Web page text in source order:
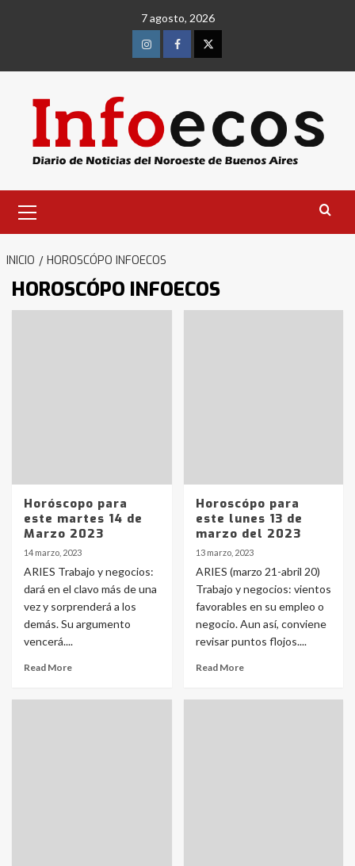
7 agosto, 2026
InstagramFacebookTwitter
primario
INICIO HOROSCÓPO INFOECOS
HOROSCÓPO INFOECOS
Horóscopo para
este martes 14 de
Marzo 2023
14 marzo, 2023
ARIES Trabajo y negocios:
dará en el clavo más de una
vez y sorprenderá a los
demás. Su argumento
vencerá....
Read More
Horoscópo para
este lunes 13 de
marzo del 2023
13 marzo, 2023
ARIES (marzo 21-abril 20)
Trabajo y negocios: vientos
favorables en su empleo o
negocio. Aun así, conviene
revisar puntos flojos....
Read More